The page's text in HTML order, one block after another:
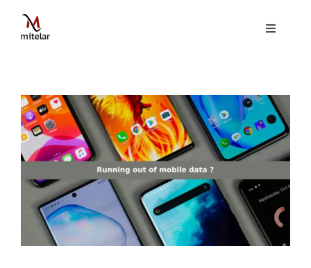
content
Toggle
နည်းပညာ
ဝန်ဆောင်မှုများ
ပရောဂျက်များ
ဗွီဒီယိုများ